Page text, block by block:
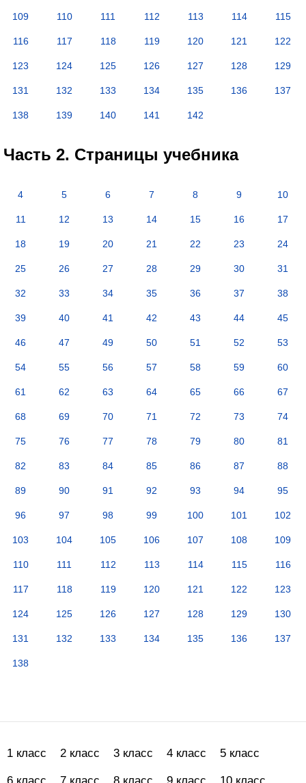
109 110 111 112 113 114 115
116 117 118 119 120 121 122
123 124 125 126 127 128 129
131 132 133 134 135 136 137
138 139 140 141 142
Часть 2. Страницы учебника
4 5 6 7 8 9 10
11 12 13 14 15 16 17
18 19 20 21 22 23 24
25 26 27 28 29 30 31
32 33 34 35 36 37 38
39 40 41 42 43 44 45
46 47 49 50 51 52 53
54 55 56 57 58 59 60
61 62 63 64 65 66 67
68 69 70 71 72 73 74
75 76 77 78 79 80 81
82 83 84 85 86 87 88
89 90 91 92 93 94 95
96 97 98 99 100 101 102
103 104 105 106 107 108 109
110 111 112 113 114 115 116
117 118 119 120 121 122 123
124 125 126 127 128 129 130
131 132 133 134 135 136 137
138
1 класс 2 класс 3 класс 4 класс 5 класс